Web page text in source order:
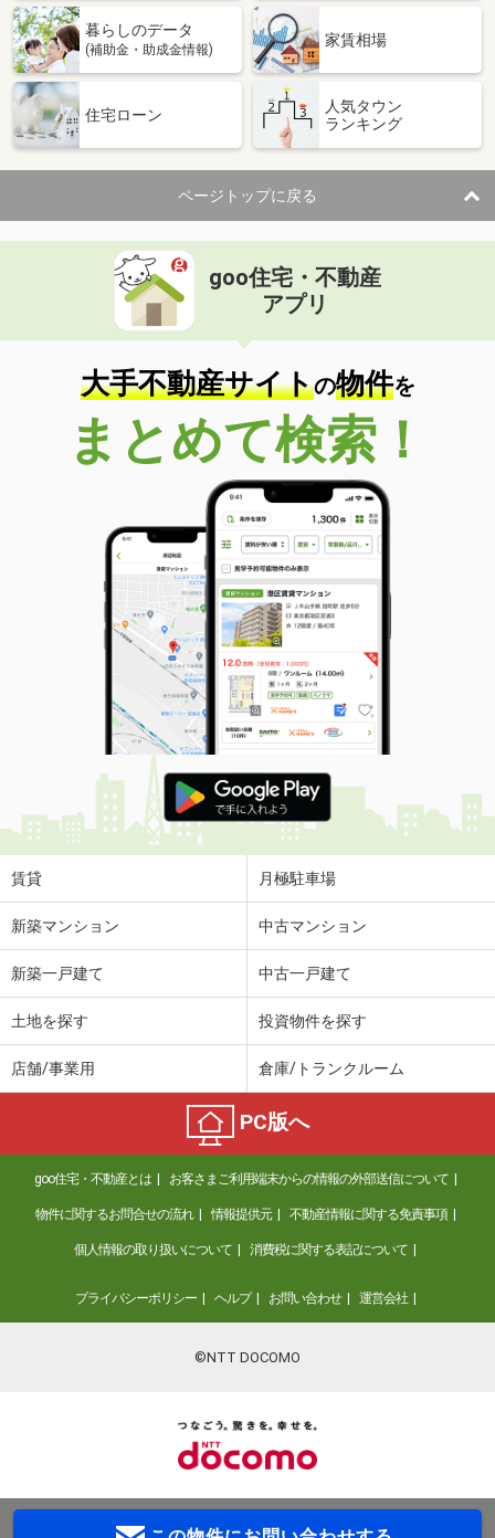
暮らしのデータ
(補助金・助成金情報)
家賃相場
住宅ローン
人気タウン
ランキング
ページトップに戻る
goo住宅・不動産
アプリ
大手不動産サイトの物件を
まとめて検索！
賃貸 月極駐車場
新築マンション 中古マンション
新築一戸建て 中古一戸建て
土地を探す 投資物件を探す
店舗/事業用 倉庫/トランクルーム
PC版へ
goo住宅・不動産とは お客さまご利用端末からの情報の外部送信について
物件に関するお問合せの流れ 情報提供元 不動産情報に関する免責事項
個人情報の取り扱いについて 消費税に関する表記について
プライバシーポリシー ヘルプ お問い合わせ 運営会社
©NTT DOCOMO